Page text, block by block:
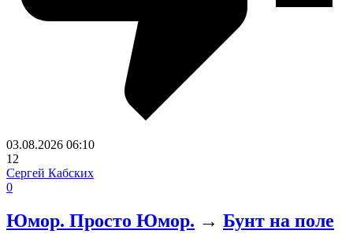
03.08.2026 06:10
12
Сергей Кабских
0
Юмор. Просто Юмор. → Бунт на поле